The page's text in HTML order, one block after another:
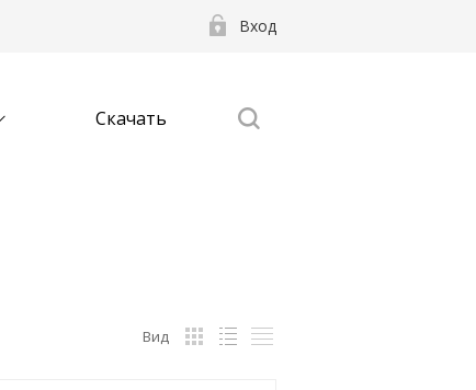
Вход
Скачать
Вид